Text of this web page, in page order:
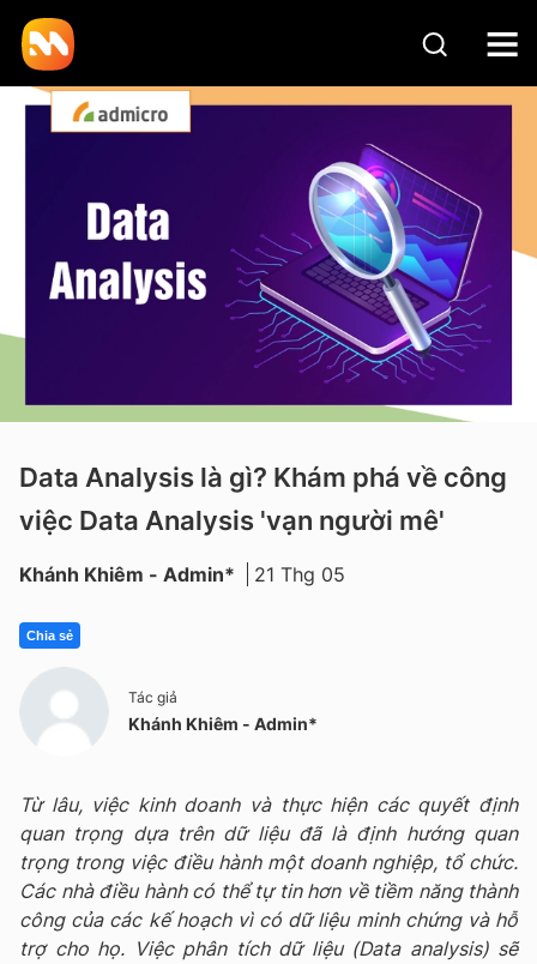
Data Analysis là gì? Khám phá về công
việc Data Analysis 'vạn người mê'
Khánh Khiêm - Admin* 21 Thg 05
Chia sẻ
Tác giả
Khánh Khiêm - Admin*
Từ lâu, việc kinh doanh và thực hiện các quyết định
quan trọng dựa trên dữ liệu đã là định hướng quan
trọng trong việc điều hành một doanh nghiệp, tổ chức.
Các nhà điều hành có thể tự tin hơn về tiềm năng thành
công của các kế hoạch vì có dữ liệu minh chứng và hỗ
trợ cho họ. Việc phân tích dữ liệu (Data analysis) sẽ